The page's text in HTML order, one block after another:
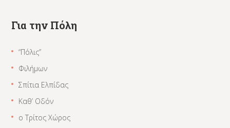
Για την Πόλη
“Πόλις”
Φιλήμων
Σπίτια Ελπίδας
Καθ’ Οδόν
ο Τρίτος Χώρος